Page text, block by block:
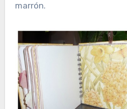
marrón.